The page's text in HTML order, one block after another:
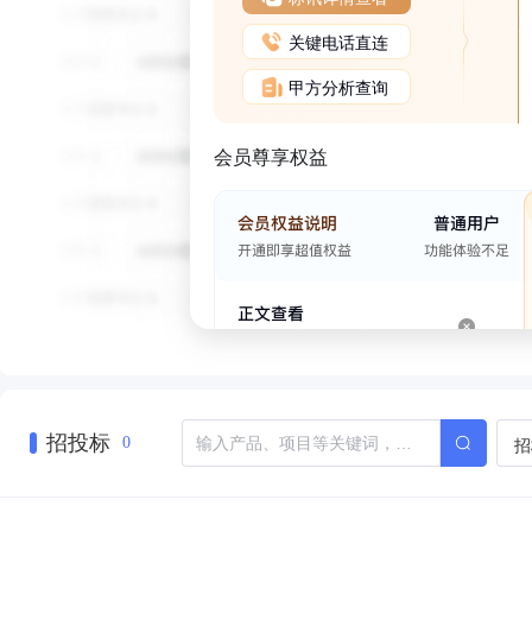
关键电话直连
甲方分析查询
会员尊享权益
招投标 0